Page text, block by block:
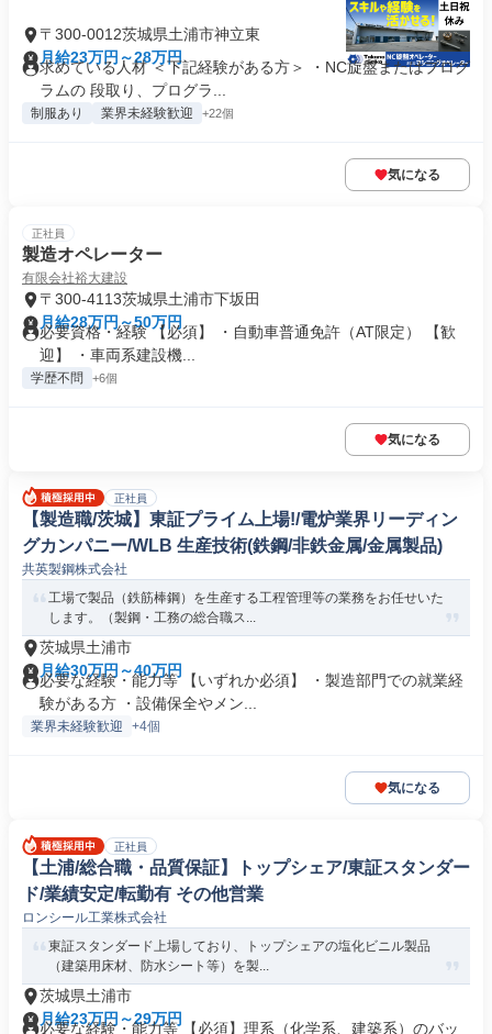
〒300-0012茨城県土浦市神立東
月給23万円～28万円
求めている人材 ＜下記経験がある方＞ ・NC旋盤またはプログ
ラムの 段取り、プログラ...
制服あり 業界未経験歓迎 +22個
気になる
正社員
製造オペレーター
有限会社裕大建設
〒300-4113茨城県土浦市下坂田
月給28万円～50万円
必要資格・経験 【必須】 ・自動車普通免許（AT限定） 【歓
迎】 ・車両系建設機...
学歴不問 +6個
気になる
正社員
【製造職/茨城】東証プライム上場!/電炉業界リーディン
グカンパニー/WLB 生産技術(鉄鋼/非鉄金属/金属製品)
共英製鋼株式会社
工場で製品（鉄筋棒鋼）を生産する工程管理等の業務をお任せいた
します。（製鋼・工務の総合職ス...
茨城県土浦市
月給30万円～40万円
必要な経験・能力等 【いずれか必須】 ・製造部門での就業経
験がある方 ・設備保全やメン...
業界未経験歓迎 +4個
気になる
正社員
【土浦/総合職・品質保証】トップシェア/東証スタンダー
ド/業績安定/転勤有 その他営業
ロンシール工業株式会社
東証スタンダード上場しており、トップシェアの塩化ビニル製品
（建築用床材、防水シート等）を製...
茨城県土浦市
月給23万円～29万円
必要な経験・能力等 【必須】理系（化学系、建築系）のバッ